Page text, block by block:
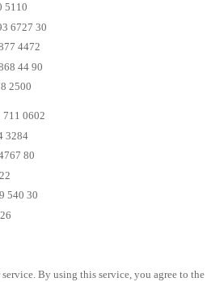
5110
6727 30
4472
44 90
2500
711 0602
3284
80
540 30
By using this service, you agree to the